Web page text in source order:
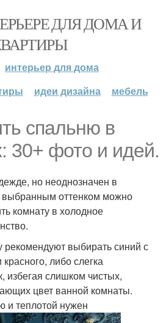
ДЛЯ ДОМА И
интерьер для дома
идеи дизайна мебель
спальню в
30+ фото и идей.
но неоднозначен в
оттенком можно
комнату в холодное
рекомендуют выбирать синий с
либо слегка
избегая слишком чистых,
цвет ванной комнаты.
и теплотой нужен